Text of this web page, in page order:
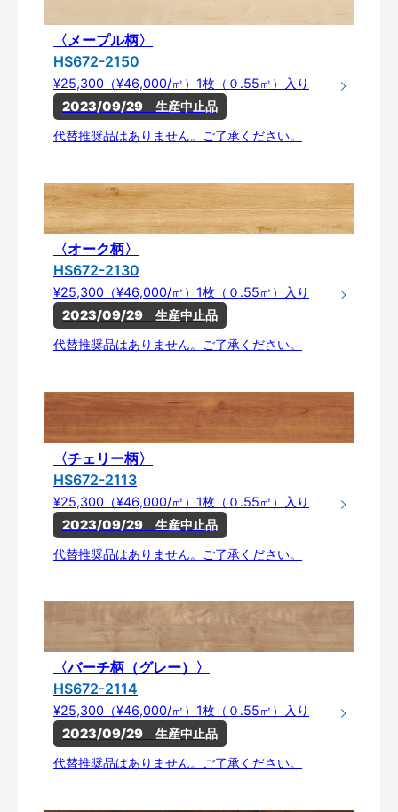
〈メープル柄〉
HS672-2150
¥25,300（¥46,000/㎡）1枚（０.55㎡）入り
2023/09/29　生産中止品
代替推奨品はありません。ご了承ください。
〈オーク柄〉
HS672-2130
¥25,300（¥46,000/㎡）1枚（０.55㎡）入り
2023/09/29　生産中止品
代替推奨品はありません。ご了承ください。
〈チェリー柄〉
HS672-2113
¥25,300（¥46,000/㎡）1枚（０.55㎡）入り
2023/09/29　生産中止品
代替推奨品はありません。ご了承ください。
〈バーチ柄（グレー）〉
HS672-2114
¥25,300（¥46,000/㎡）1枚（０.55㎡）入り
2023/09/29　生産中止品
代替推奨品はありません。ご了承ください。